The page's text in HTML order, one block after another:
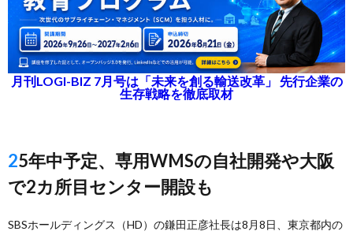
月刊LOGI-BIZ 7月号は「未来を創る輸送改革」 先行企業の
生存戦略を徹底取材
25年中予定、専用WMSの自社開発や大阪
で2カ所目センター開設も
SBSホールディングス（HD）の鎌田正彦社長は8月8日、東京都内の